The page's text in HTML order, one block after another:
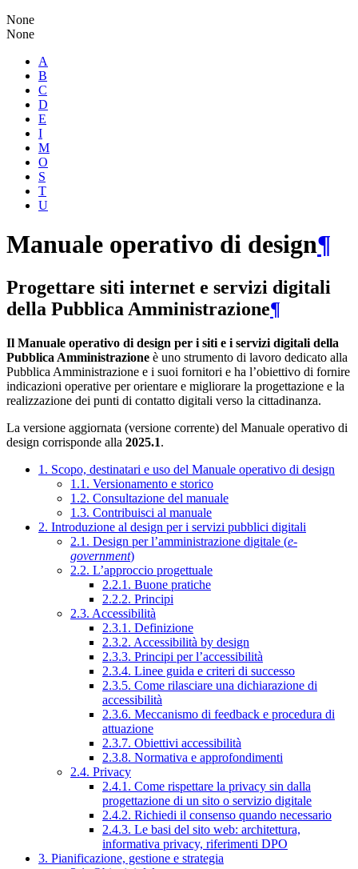
None
None
A
B
C
D
E
I
M
O
S
T
U
Manuale operativo di design¶
Progettare siti internet e servizi digitali
della Pubblica Amministrazione¶
Il Manuale operativo di design per i siti e i servizi digitali della
Pubblica Amministrazione è uno strumento di lavoro dedicato alla
Pubblica Amministrazione e i suoi fornitori e ha l’obiettivo di fornire
indicazioni operative per orientare e migliorare la progettazione e la
realizzazione dei punti di contatto digitali verso la cittadinanza.
La versione aggiornata (versione corrente) del Manuale operativo di
design corrisponde alla 2025.1.
1. Scopo, destinatari e uso del Manuale operativo di design
1.1. Versionamento e storico
1.2. Consultazione del manuale
1.3. Contribuisci al manuale
2. Introduzione al design per i servizi pubblici digitali
2.1. Design per l’amministrazione digitale (e-
government)
2.2. L’approccio progettuale
2.2.1. Buone pratiche
2.2.2. Principi
2.3. Accessibilità
2.3.1. Definizione
2.3.2. Accessibilità by design
2.3.3. Principi per l’accessibilità
2.3.4. Linee guida e criteri di successo
2.3.5. Come rilasciare una dichiarazione di
accessibilità
2.3.6. Meccanismo di feedback e procedura di
attuazione
2.3.7. Obiettivi accessibilità
2.3.8. Normativa e approfondimenti
2.4. Privacy
2.4.1. Come rispettare la privacy sin dalla
progettazione di un sito o servizio digitale
2.4.2. Richiedi il consenso quando necessario
2.4.3. Le basi del sito web: architettura,
informativa privacy, riferimenti DPO
3. Pianificazione, gestione e strategia